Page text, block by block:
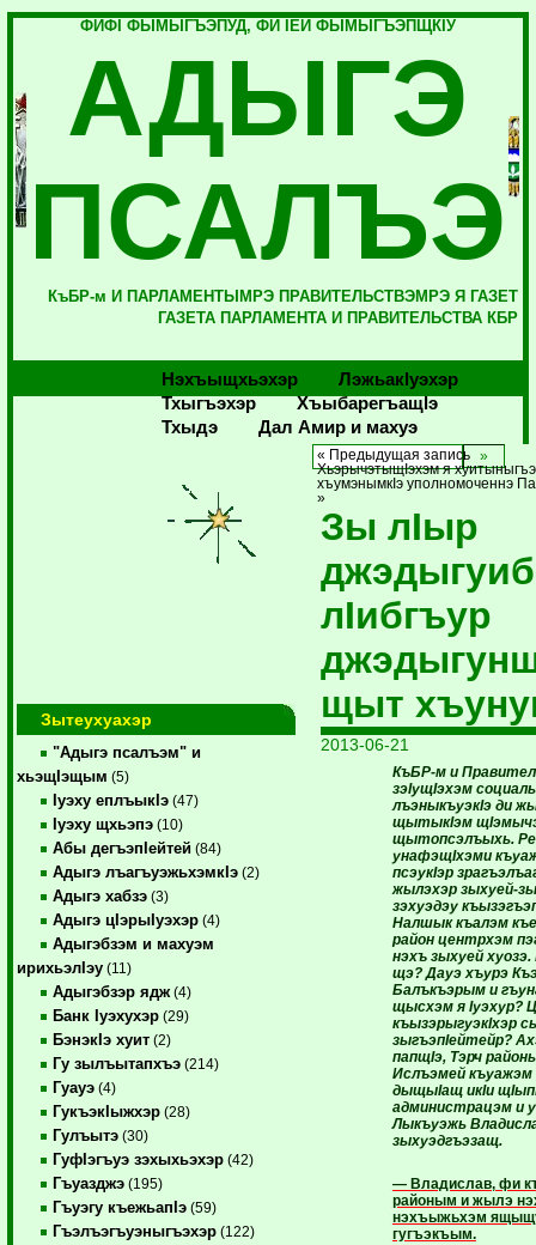
ФИФI ФЫМЫГЪЭПУД, ФИ IЕЙ ФЫМЫГЪЭПЩКIУ
АДЫГЭ
ПСАЛЪЭ
КъБР-м И ПАРЛАМЕНТЫМРЭ ПРАВИТЕЛЬСТВЭМРЭ Я ГАЗЕТ
ГАЗЕТА ПАРЛАМЕНТА И ПРАВИТЕЛЬСТВА КБР
Нэхъыщхьэхэр
Лэжьакlуэхэр
Тхыгъэхэр
Хъыбарегъащlэ
Тхыдэ
Дал Амир и махуэ
Зытеухуахэр
"Адыгэ псалъэм" и
хьэщIэщым (5)
Iуэху еплъыкIэ (47)
Iуэху щхьэпэ (10)
Абы дегъэпIейтей (84)
Адыгэ лъагъуэжьхэмкIэ (2)
Адыгэ хабзэ (3)
Адыгэ цIэрыIуэхэр (4)
Адыгэбзэм и махуэм
ирихьэлIэу (11)
Адыгэбзэр ядж (4)
Банк Iуэхухэр (29)
БэнэкIэ хуит (2)
Гу зылъытапхъэ (214)
Гуауэ (4)
ГукъэкIыжхэр (28)
Гулъытэ (30)
ГуфIэгъуэ зэхыхьэхэр (42)
Гъуазджэ (195)
Гъуэгу къежьапIэ (59)
Гъэлъэгъуэныгъэхэр (122)
« Предыдущая запись
ХьэрычэтыщIэхэм я
хъумэнымкIэ уполномоченнэ
»
Зы лIыр
лIибгъур
щыт
2013-06-21
КъБР-м и
зэIу­щIэ­хэм
лъэныкъуэкIэ ди
щытыкIэм
щытопсэлъыхь.
унафэщIхэми
псэукIэр
жылэхэр зыхуей-
зэ­хуэдэу
Налшык къалэм
район центрхэм
нэхъ зыхуей
щэ? Дауэ хъурэ
Балъкъэрым и
щысхэм я Iуэхур?
къызэрыгуэкIхэр
зыгъэпIейтейр?
папщIэ, Тэрч
Ислъэмей къуажэм
дыщыIащ икIи
администрацэм и
Лыкъуэжь
зыхуэдгъэзащ.
— Владислав, фи
районым и жылэ
нэхъыжьхэм
гугъэкъым.